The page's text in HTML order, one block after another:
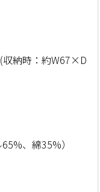
納時：約W67×D
、綿35%）